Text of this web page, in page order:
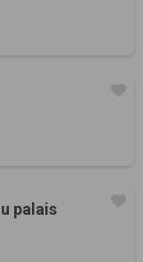
palais